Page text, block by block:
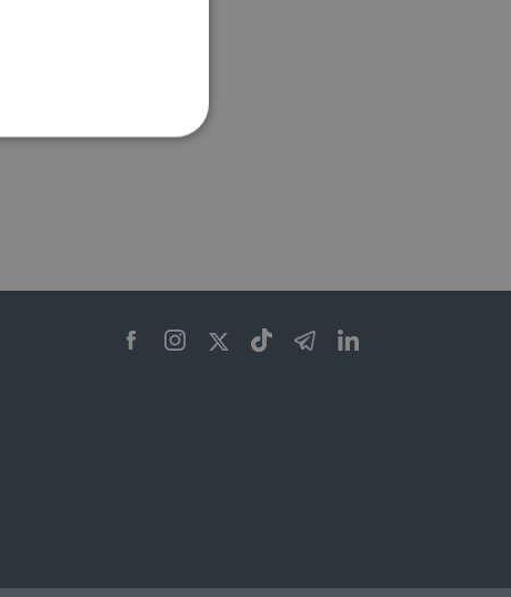
pagina di login. Il
è impostato per
sito
sito
per il dominio corrente.